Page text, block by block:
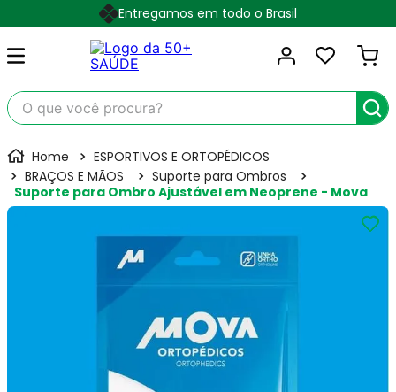
Entregamos em todo o Brasil
O que você procura?
ESPORTIVOS E ORTOPÉDICOS
BRAÇOS E MÃOS
Suporte para Ombros
Suporte para Ombro Ajustável em Neoprene - Mova